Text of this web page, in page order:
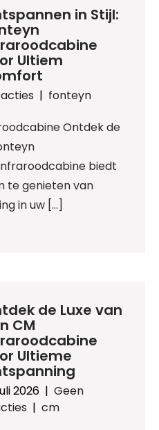
in Stijl:
Ultiem
| fonteyn
Ontdek de
biedt
te genieten van
in uw […]
de Luxe van
CM
Ultieme
2026 | Geen
| cm